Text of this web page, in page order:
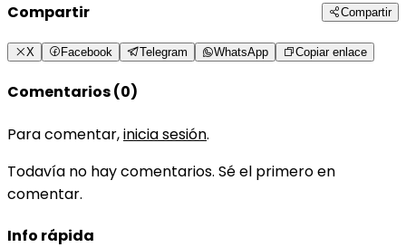
Compartir Compartir
X Facebook Telegram WhatsApp Copiar enlace
Comentarios (0)
Para comentar,inicia sesión.
Todavía no hay comentarios. Sé el primero en
comentar.
Info rápida